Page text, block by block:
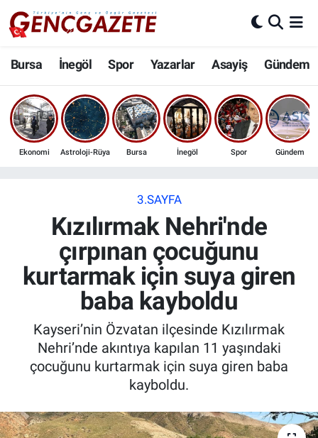
Bursa İnegöl Spor Yazarlar Asayiş Gündem
Ekonomi Astroloji-Rüya Bursa İnegöl Spor Gündem
3.SAYFA
Kızılırmak Nehri'nde
çırpınan çocuğunu
kurtarmak için suya giren
baba kayboldu
Kayseri’nin Özvatan ilçesinde Kızılırmak
Nehri’nde akıntıya kapılan 11 yaşındaki
çocuğunu kurtarmak için suya giren baba
kayboldu.
Bursa
İnegöl
3.SAYFA
Ekonomi
Güncel
Kadın & Aile
Sağlık
Nöbetçi Eczaneler
Hava Durumu
Trafik Durumu
Son Dakika Haberleri
Haber Arşivi